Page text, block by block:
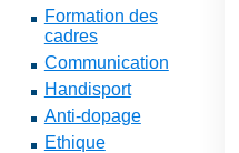
Formation des
cadres
Communication
Handisport
Anti-dopage
Ethique